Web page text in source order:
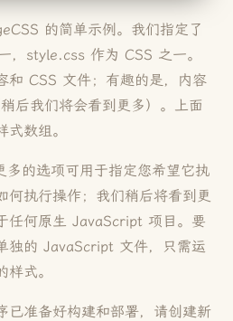
的简单示例。我们指定了
，style.css 作为 CSS 之一。
和 CSS 文件；有趣的是，内容
后我们将会看到更多）。上面
数组。
多的选项可用于指定您希望它执
何执行操作；我们稍后将看到更
任何原生 JavaScript 项目。要
独的 JavaScript 文件，只需运
式。
已准备好构建和部署，请创建新